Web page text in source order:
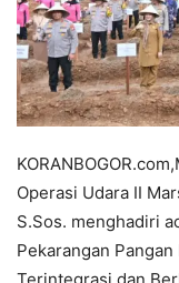
Operasi Udara II
S.Sos. menghadiri
Pekarangan